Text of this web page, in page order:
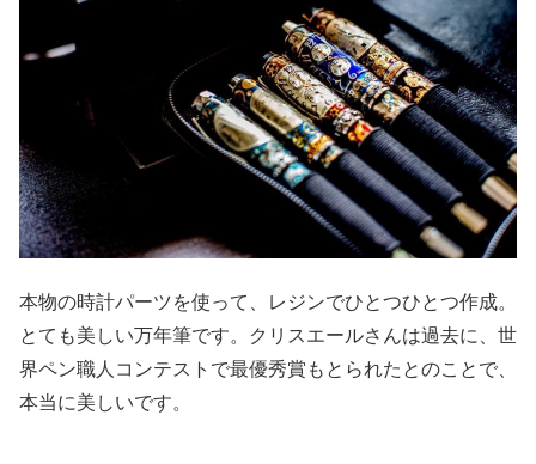
本物の時計パーツを使って、レジンでひとつひとつ作成。
とても美しい万年筆です。クリスエールさんは過去に、世
界ペン職人コンテストで最優秀賞もとられたとのことで、
本当に美しいです。